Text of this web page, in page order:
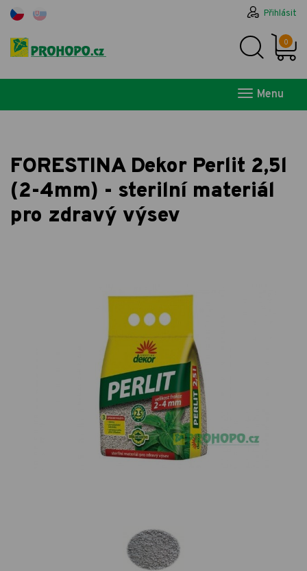
Přihlásit
0
Menu
FORESTINA Dekor Perlit 2,5l
(2-4mm) - sterilní materiál
pro zdravý výsev